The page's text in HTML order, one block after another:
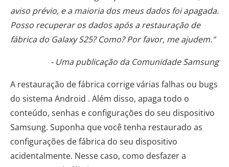
aviso prévio, e a maioria dos meus dados foi apagada.
Posso recuperar os dados após a restauração de
fábrica do Galaxy S25? Como? Por favor, me ajudem."
- Uma publicação da Comunidade Samsung
A restauração de fábrica corrige várias falhas ou bugs
do sistema Android . Além disso, apaga todo o
conteúdo, senhas e configurações do seu dispositivo
Samsung. Suponha que você tenha restaurado as
configurações de fábrica do seu dispositivo
acidentalmente. Nesse caso, como desfazer a